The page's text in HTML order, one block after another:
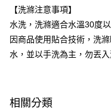
台新國際商業銀行
台灣樂天信用卡公司
AFTEE先享後付
相關說明
【關於「AFTEE先享後付」】
AFTEE先享後付是「在收到商
３．安心：先確認商品／服務
ATM付款
全家取貨付款$888免運-以
【洗滌注意事項】
水洗，洗滌適合水溫30度
因商品使用貼合技術，洗
水，並以手洗為主，勿丟
相關分類